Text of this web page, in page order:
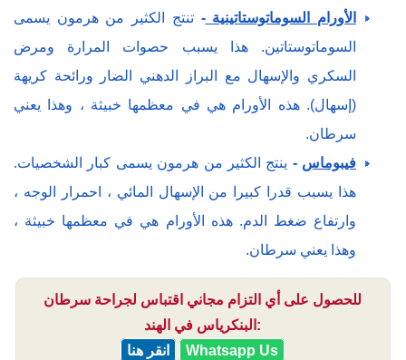
الأورام السوماتوستاتينية-تنتج الكثير من هرمون يسمى
السوماتوستاتين. هذا يسبب حصوات المرارة ومرض
السكري والإسهال مع البراز الدهني الضار ورائحة كريهة
(إسهال). هذه الأورام هي في معظمها خبيثة ، وهذا يعني
سرطان.
فيبوماس - ينتج الكثير من هرمون يسمى كبار الشخصيات.
هذا يسبب قدرا كبيرا من الإسهال المائي ، احمرار الوجه ،
وارتفاع ضغط الدم. هذه الأورام هي في معظمها خبيثة ،
وهذا يعني سرطان.
للحصول على أي التزام مجاني اقتباس لجراحة سرطان
البنكرياس في الهند:
انقر هنا
Whatsapp Us